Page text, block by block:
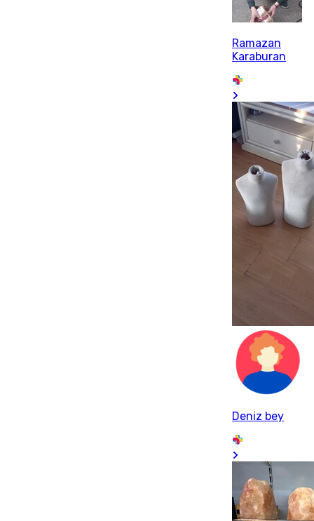
Ramazan
Karaburan
Deniz bey